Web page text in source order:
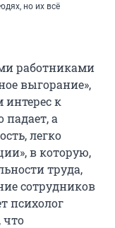
но их всё
работниками
выгорание»,
интерес к
а
легко
в которую,
труда,
сотрудников
психолог
что